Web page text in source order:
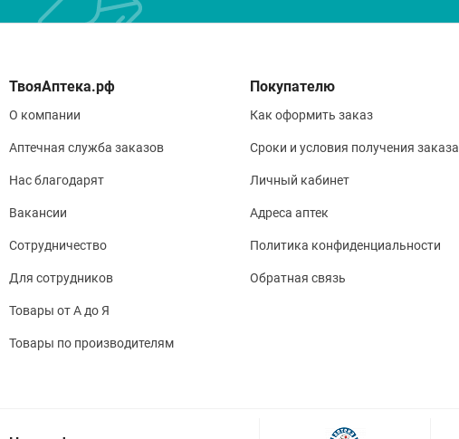
О компании
Аптечная служба заказов
Нас благодарят
Вакансии
Сотрудничество
Для сотрудников
Товары от А до Я
Товары по производителям
Покупателю
Как оформить заказ
Сроки и условия получения заказа
Личный кабинет
Адреса аптек
Политика конфиденциальности
Обратная связь